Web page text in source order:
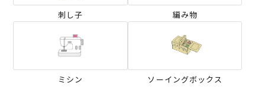
刺し子 編み物
ミシン ソーイングボックス